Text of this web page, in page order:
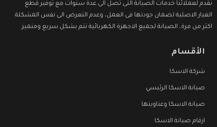
نقدم لعملائنا خدمات الصيانة التى تصل الى عدة سنوات مع توفير قطع
الغيار الاصلية لضمان جودتها فى العمل، وعدم التعرض الى نفس المشكلة
اكثر من مرة، الصيانة لجميع الاجهزة الكهربائية تتم بشكل سريع ومتميز.
الأقسام
شركة الاسكا
صيانة الاسكا الرئيسي
صيانة الاسكا وعناوينها
ارقام صيانة الاسكا